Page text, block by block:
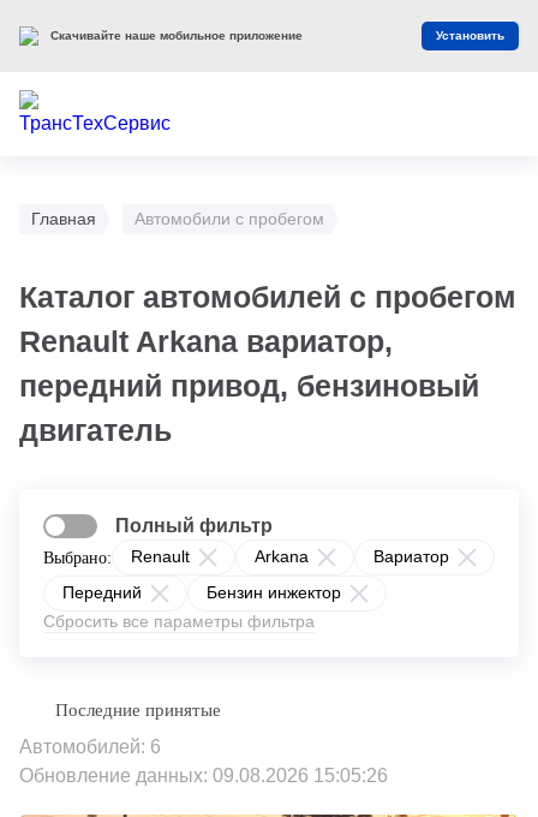
Главная Автомобили с пробегом
Каталог автомобилей с пробегом
Renault Arkana вариатор,
передний привод, бензиновый
двигатель
Выбрано: Renault Arkana
Вариатор
Передний
Бензин инжектор
Сбросить все параметры фильтра
Полный фильтр
Автомобилей: 6
Обновление данных: 09.08.2026 15:05:26
Скачивайте наше мобильное приложение Установить